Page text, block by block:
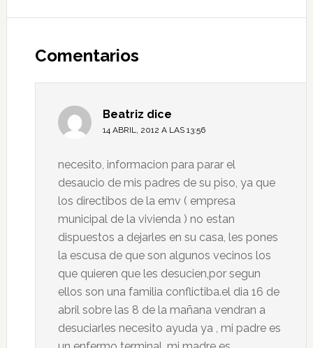
Comentarios
Beatriz dice
14 ABRIL, 2012 A LAS 13:56
necesito, informacion para parar el
desaucio de mis padres de su piso, ya que
los directibos de la emv ( empresa
municipal de la vivienda ) no estan
dispuestos a dejarles en su casa, les pones
la escusa de que son algunos vecinos los
que quieren que les desucien,por segun
ellos son una familia conflictiba.el dia 16 de
abril sobre las 8 de la mañana vendran a
desuciarles necesito ayuda ya , mi padre es